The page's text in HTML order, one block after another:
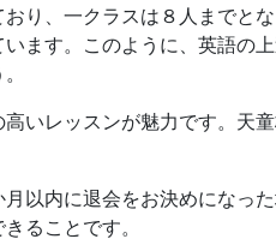
り、一クラスは８人までと
ます。このように、英語
いレッスンが魅力です。
以内に退会をお決めにな
ることです。